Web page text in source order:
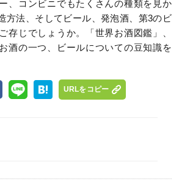
、コンビニでもたくさんの種類を見か
方法、そしてビール、発泡酒、第3のビ
存じでしょうか。「世界お酒図鑑」、
酒の一つ、ビールについての豆知識を
URLをコピー